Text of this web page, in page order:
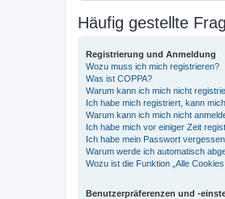
Häufig gestellte
Registrierung und Anmeldung
Wozu muss ich mich registrieren?
Was ist COPPA?
Warum kann ich mich nicht
Ich habe mich registriert, kann
Warum kann ich mich nicht
Ich habe mich vor einiger Zeit
Ich habe mein Passwort
Warum werde ich automatisch
Wozu ist die Funktion „Alle
Benutzerpräferenzen und -